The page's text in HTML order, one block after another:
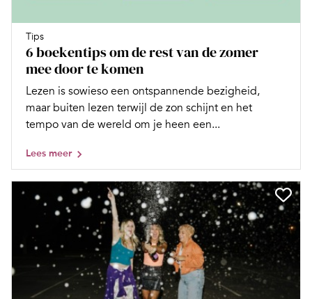
Tips
6 boekentips om de rest van de zomer
mee door te komen
Lezen is sowieso een ontspannende bezigheid,
maar buiten lezen terwijl de zon schijnt en het
tempo van de wereld om je heen een...
Lees meer